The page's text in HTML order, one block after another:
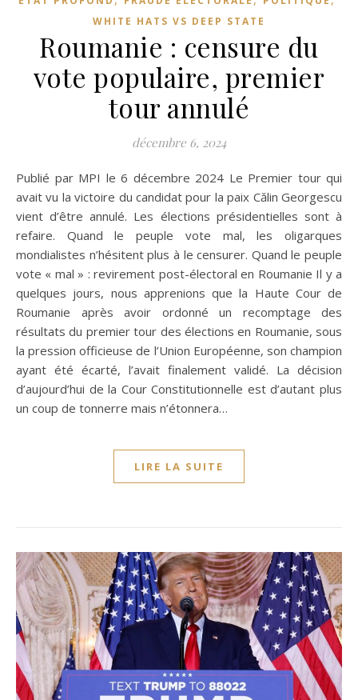
WHITE HATS VS DEEP STATE
Roumanie : censure du
vote populaire, premier
tour annulé
décembre 6, 2024
Publié par MPI le 6 décembre 2024 Le Premier tour qui
avait vu la victoire du candidat pour la paix Călin Georgescu
vient d’être annulé. Les élections présidentielles sont à
refaire. Quand le peuple vote mal, les oligarques
mondialistes n’hésitent plus à le censurer. Quand le peuple
vote « mal » : revirement post-électoral en Roumanie Il y a
quelques jours, nous apprenions que la Haute Cour de
Roumanie après avoir ordonné un recomptage des
résultats du premier tour des élections en Roumanie, sous
la pression officieuse de l’Union Européenne, son champion
ayant été écarté, l’avait finalement validé. La décision
d’aujourd’hui de la Cour Constitutionnelle est d’autant plus
un coup de tonnerre mais n’étonnera…
LIRE LA SUITE